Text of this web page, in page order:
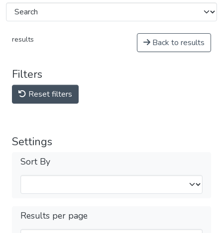
results Back to results
Filters
Reset filters
Settings
Sort By
Results per page